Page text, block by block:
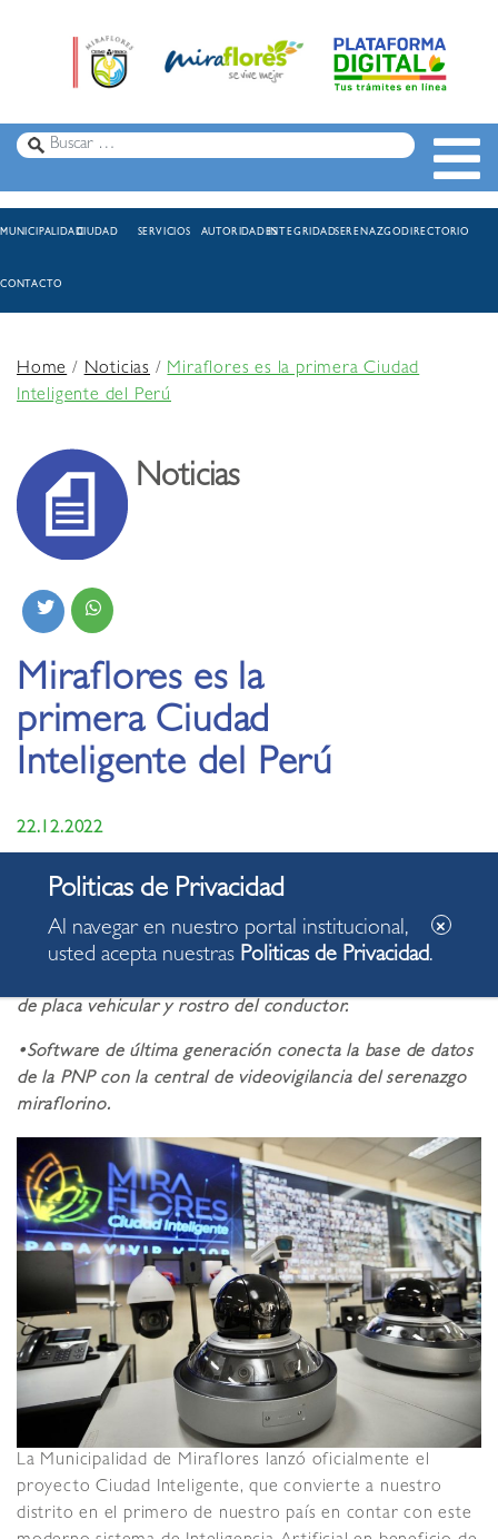
MUNICIPALIDADCIUDAD SERVICIOS AUTORIDADESINTEGRIDADSERENAZGODIRECTORIO
CONTACTO
Home/Noticias /Miraflores es la primera Ciudad
Inteligente del Perú
Noticias
Miraflores es la
primera Ciudad
Inteligente del Perú
22.12.2022
Municipalidad de Miraflores lanzó proyecto Ciudad
Se instalan 19 pórticos en diferentes puntos de acceso a
de placa vehicular y rostro del conductor.
•Software de última generación conecta la base de datos
de la PNP con la central de videovigilancia del serenazgo
miraflorino.
La Municipalidad de Miraflores lanzó oficialmente el
proyecto Ciudad Inteligente, que convierte a nuestro
distrito en el primero de nuestro país en contar con este
Al navegar en nuestro portal institucional,
usted acepta nuestras Politicas de Privacidad.